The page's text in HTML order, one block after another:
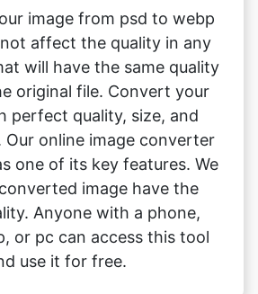
original file. Convert your
perfect quality, size, and
Our online image converter
one of its key features. We
image have the
Anyone with a phone,
or pc can access this tool
use it for free.
a charge for image